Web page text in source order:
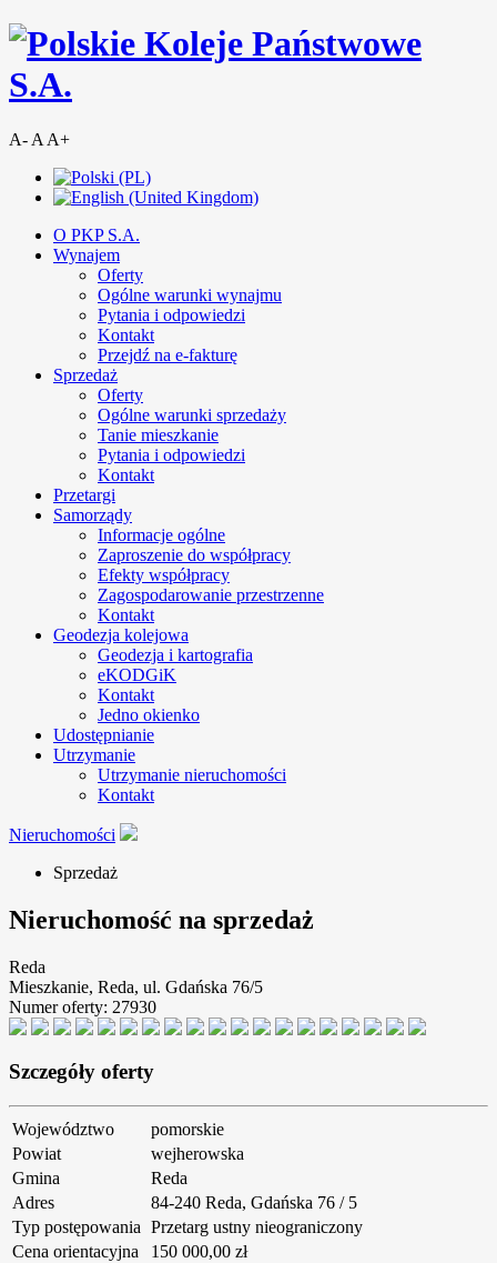
A- A A+
O PKP S.A.
Wynajem
Oferty
Ogólne warunki wynajmu
Pytania i odpowiedzi
Kontakt
Przejdź na e-fakturę
Sprzedaż
Oferty
Ogólne warunki sprzedaży
Tanie mieszkanie
Pytania i odpowiedzi
Kontakt
Przetargi
Samorządy
Informacje ogólne
Zaproszenie do współpracy
Efekty współpracy
Zagospodarowanie przestrzenne
Kontakt
Geodezja kolejowa
Geodezja i kartografia
eKODGiK
Kontakt
Jedno okienko
Udostępnianie
Utrzymanie
Utrzymanie nieruchomości
Kontakt
Nieruchomości
Sprzedaż
Nieruchomość na sprzedaż
Reda
Mieszkanie, Reda, ul. Gdańska 76/5
Numer oferty: 27930
Szczegóły oferty
Województwo
pomorskie
Powiat
wejherowska
Gmina
Reda
Adres
84-240 Reda, Gdańska 76 / 5
Typ postępowania Przetarg ustny nieograniczony
Cena orientacyjna
150 000,00 zł